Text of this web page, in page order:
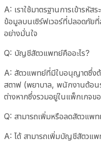
A: เราใช้มาตรฐานการเข้ารหั
ข้อมูลบนเซิร์ฟเวอร์ที่ปลอดภัย
อย่างมั่นใจ
Q: บัญชีสัตวแพทย์คืออะไร?
A: สัตวแพทย์ที่มีใบอนุญาตซึ่งต้
สตาฟ (พยาบาล, พนักงานต้อ
ต่างหากซึ่งรวมอยู่ในแพ็กเกจ
Q: สามารถเพิ่มหรือลดสัตวแพท
A: ได้ สามารถเพิ่มบัญชีสัตวแพ